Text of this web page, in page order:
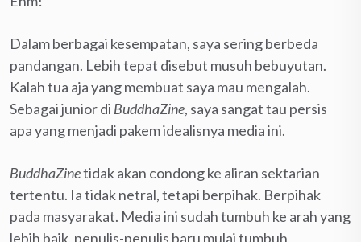
Dalam berbagai kesempatan, saya sering berbeda
pandangan. Lebih tepat disebut musuh bebuyutan.
Kalah tua aja yang membuat saya mau mengalah.
Sebagai junior di BuddhaZine, saya sangat tau persis
apa yang menjadi pakem idealisnya media ini.
BuddhaZinetidak akan condong ke aliran sektarian
tertentu. Ia tidak netral, tetapi berpihak. Berpihak
pada masyarakat. Media ini sudah tumbuh ke arah yang
lebih baik, penulis-penulis baru mulai tumbuh,